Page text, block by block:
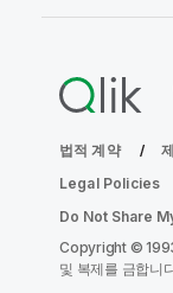
법적 계약
Legal Policies
Do Not Share
Copyright ©
및 복제를 금합니